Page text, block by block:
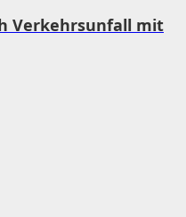
Verkehrsunfall mit